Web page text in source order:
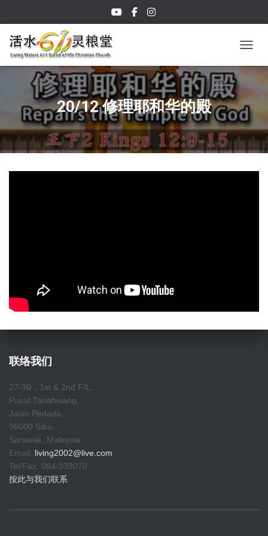
20/12 修理耶和华的殿
联络我们
27-30，1st & 2nd F/L,
Pusat Tanahwang,
Jalan Pedada,
96000 Sibu,
Sarawak, Malaysia.
Email: living2002@live.com
Tel/Fax: 084-339070
按此与我们联系